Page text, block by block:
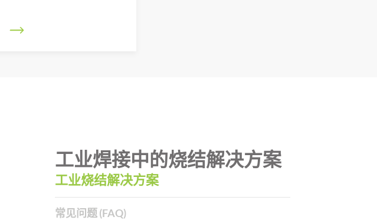
工业焊接中的烧结解决方案
工业烧结解决方案
常见问题 (FAQ)